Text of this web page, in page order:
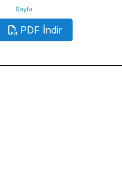
Sayfa
PDF İndir